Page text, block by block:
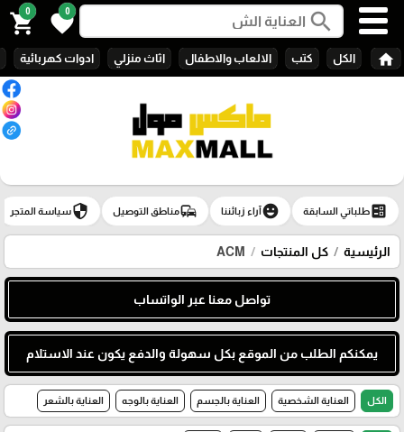
search
0
favorite
0
shopping_cart
home الكل كتب الالعاب والاطفال اثاث منزلي ادوات كهربائية
ballotطلباتي السابقة emoji_emotionsآراء زبائننا commuteمناطق التوصيل securityسياسة المتجر
الرئيسية كل المنتجات ACM
تواصل معنا عبر الواتساب
يمكنكم الطلب من الموقع بكل سهولة والدفع يكون عند الاستلام
الكل العناية الشخصية العناية بالجسم العناية بالوجه العناية بالشعر